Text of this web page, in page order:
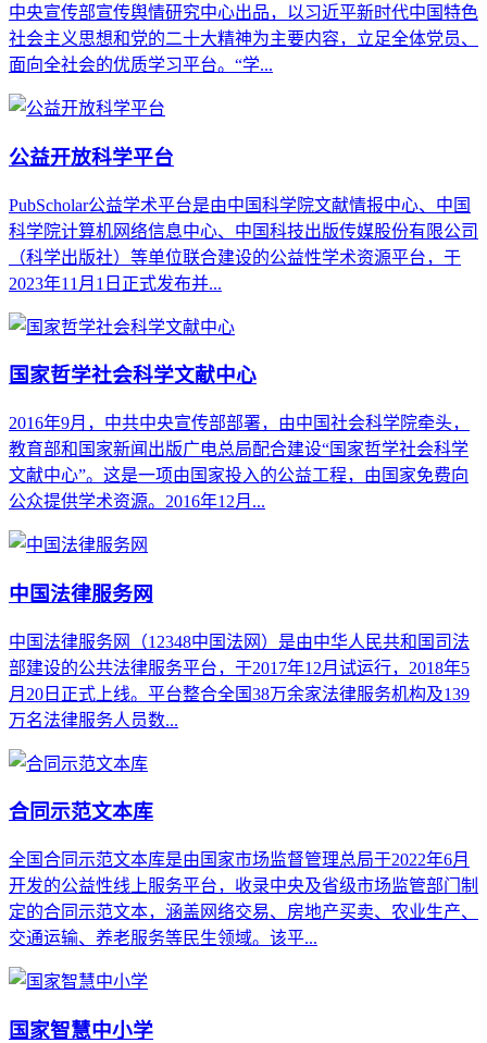
中央宣传部宣传舆情研究中心出品，以习近平新时代中国特色
社会主义思想和党的二十大精神为主要内容，立足全体党员、
面向全社会的优质学习平台。“学...
公益开放科学平台
PubScholar公益学术平台是由中国科学院文献情报中心、中国
科学院计算机网络信息中心、中国科技出版传媒股份有限公司
（科学出版社）等单位联合建设的公益性学术资源平台，于
2023年11月1日正式发布并...
国家哲学社会科学文献中心
2016年9月，中共中央宣传部部署，由中国社会科学院牵头，
教育部和国家新闻出版广电总局配合建设“国家哲学社会科学
文献中心”。这是一项由国家投入的公益工程，由国家免费向
公众提供学术资源。2016年12月...
中国法律服务网
中国法律服务网（12348中国法网）是由中华人民共和国司法
部建设的公共法律服务平台，于2017年12月试运行，2018年5
月20日正式上线。平台整合全国38万余家法律服务机构及139
万名法律服务人员数...
合同示范文本库
全国合同示范文本库是由国家市场监督管理总局于2022年6月
开发的公益性线上服务平台，收录中央及省级市场监管部门制
定的合同示范文本，涵盖网络交易、房地产买卖、农业生产、
交通运输、养老服务等民生领域。该平...
国家智慧中小学